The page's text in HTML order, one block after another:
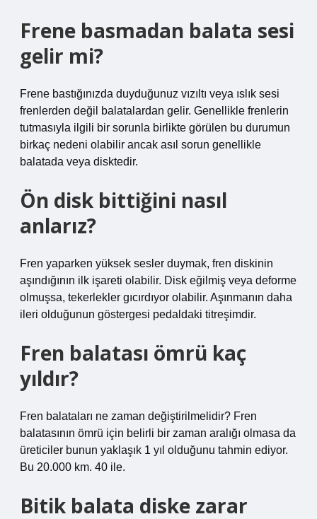
Frene basmadan balata sesi
gelir mi?
Frene bastığınızda duyduğunuz vızıltı veya ıslık sesi
frenlerden değil balatalardan gelir. Genellikle frenlerin
tutmasıyla ilgili bir sorunla birlikte görülen bu durumun
birkaç nedeni olabilir ancak asıl sorun genellikle
balatada veya disktedir.
Ön disk bittiğini nasıl
anlarız?
Fren yaparken yüksek sesler duymak, fren diskinin
aşındığının ilk işareti olabilir. Disk eğilmiş veya deforme
olmuşsa, tekerlekler gıcırdıyor olabilir. Aşınmanın daha
ileri olduğunun göstergesi pedaldaki titreşimdir.
Fren balatası ömrü kaç
yıldır?
Fren balataları ne zaman değiştirilmelidir? Fren
balatasının ömrü için belirli bir zaman aralığı olmasa da
üreticiler bunun yaklaşık 1 yıl olduğunu tahmin ediyor.
Bu 20.000 km. 40 ile.
Bitik balata diske zarar